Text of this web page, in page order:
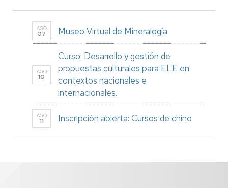
AGO
07 Museo Virtual de Mineralogía
AGO
10
Curso: Desarrollo y gestión de
propuestas culturales para ELE en
contextos nacionales e
internacionales.
AGO
11 Inscripción abierta: Cursos de chino